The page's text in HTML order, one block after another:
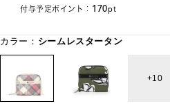
付与予定ポイント： 170pt
カラー： シームレスタータン
10